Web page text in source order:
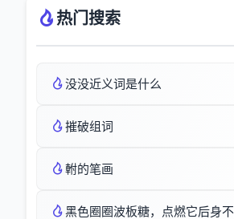
热门搜索
没没近义词是什么
摧破组词
軵的笔画
黑色圈圈波板糖，点燃它后身